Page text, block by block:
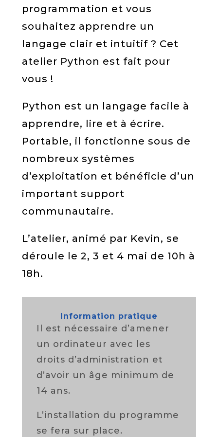
programmation et vous
souhaitez apprendre un
langage clair et intuitif ? Cet
atelier Python est fait pour
vous !
Python est un langage facile à
apprendre, lire et à écrire.
Portable, il fonctionne sous de
nombreux systèmes
d’exploitation et bénéficie d’un
important support
communautaire.
L’atelier, animé par Kevin, se
déroule le 2, 3 et 4 mai de 10h à
18h.
Information pratique
Il est nécessaire d’amener
un ordinateur avec les
droits d’administration et
d’avoir un âge minimum de
14 ans.
L’installation du programme
se fera sur place.